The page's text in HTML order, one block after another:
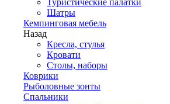
Туристические палатки
Шатры
Кемпинговая мебель
Назад
Кресла, стулья
Кровати
Столы, наборы
Коврики
Рыболовные зонты
Спальники